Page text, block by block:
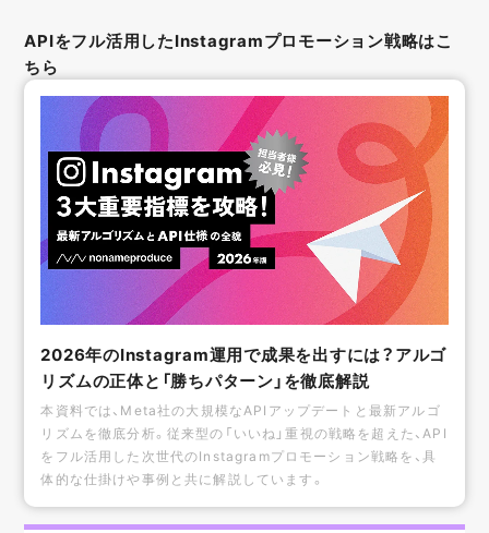
APIをフル活用したInstagramプロモーション戦略はこ
ちら
2026年のInstagram運用で成果を出すには？アルゴ
リズムの正体と「勝ちパターン」を徹底解説
本資料では、Meta社の大規模なAPIアップデートと最新アルゴ
リズムを徹底分析。従来型の「いいね」重視の戦略を超えた、API
をフル活用した次世代のInstagramプロモーション戦略を、具
体的な仕掛けや事例と共に解説しています。